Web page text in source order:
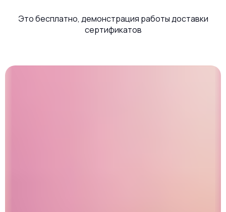
Это бесплатно, демонстрация работы доставки
сертификатов